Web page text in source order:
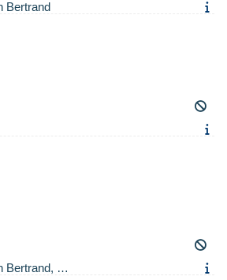
Bertrand
Bertrand, …